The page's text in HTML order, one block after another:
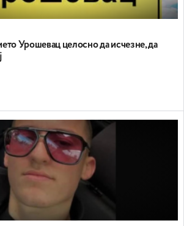
Урошевац целосно да исчезне, да